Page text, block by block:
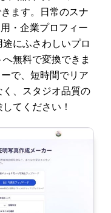
ます。日常のスナ
・企業プロフィー
にふさわしいプロ
無料で変換できま
で、短時間でリア
、スタジオ品質の
てください！